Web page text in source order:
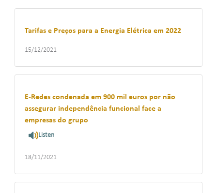
Tarifas e Preços para a Energia Elétrica em 2022
15/12/2021
E-Redes condenada em 900 mil euros por não
assegurar independência funcional face a
empresas do grupo
Listen
18/11/2021